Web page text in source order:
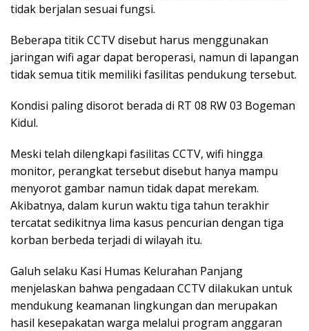
tidak berjalan sesuai fungsi.
Beberapa titik CCTV disebut harus menggunakan
jaringan wifi agar dapat beroperasi, namun di lapangan
tidak semua titik memiliki fasilitas pendukung tersebut.
Kondisi paling disorot berada di RT 08 RW 03 Bogeman
Kidul.
Meski telah dilengkapi fasilitas CCTV, wifi hingga
monitor, perangkat tersebut disebut hanya mampu
menyorot gambar namun tidak dapat merekam.
Akibatnya, dalam kurun waktu tiga tahun terakhir
tercatat sedikitnya lima kasus pencurian dengan tiga
korban berbeda terjadi di wilayah itu.
Galuh selaku Kasi Humas Kelurahan Panjang
menjelaskan bahwa pengadaan CCTV dilakukan untuk
mendukung keamanan lingkungan dan merupakan
hasil kesepakatan warga melalui program anggaran